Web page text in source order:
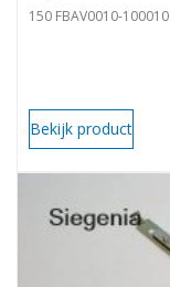
150 FBAV0010-100010
Bekijk product